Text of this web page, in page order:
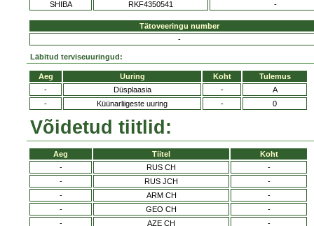
SHIBA
RKF4350541 -
Tätoveeringu number
-
Läbitud terviseuuringud:
Aeg Uuring Koht
Tulemus
-
Düsplaasia -
A
-
Küünarliigeste uuring - 0
Võidetud tiitlid:
Aeg Tiitel
Koht
-
RUS CH
-
-
RUS JCH
-
-
ARM CH
-
-
GEO CH
-
-
AZE CH -